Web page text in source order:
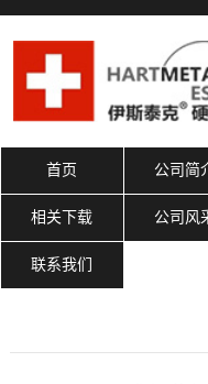
首页 公司简
相关下载 公司风
联系我们